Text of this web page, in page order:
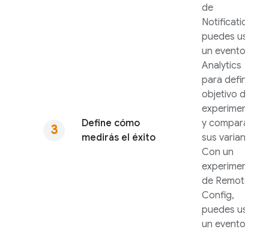
Define cómo
medirás el éxito
de
Notifications,
puedes usar
un evento de
Analytics
para definir el
objetivo del
experimento
y comparar
sus variantes.
Con un
experimento
de Remote
Config,
puedes usar
un evento de